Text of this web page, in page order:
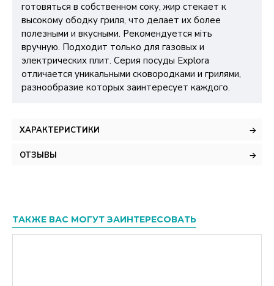
готовяться в собственном соку, жир стекает к
высокому ободку гриля, что делает их более
полезными и вкусными. Рекомендуется міть
вручную. Подходит только для газовых и
электрических плит. Серия посуды Explora
отличается уникальными сковородками и грилями,
разнообразие которых заинтересует каждого.
ХАРАКТЕРИСТИКИ
ОТЗЫВЫ
ТАКЖЕ ВАС МОГУТ ЗАИНТЕРЕСОВАТЬ